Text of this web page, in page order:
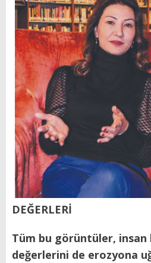
DEĞERLERİ
Tüm bu görüntüler, insan
değerlerini de erozyona